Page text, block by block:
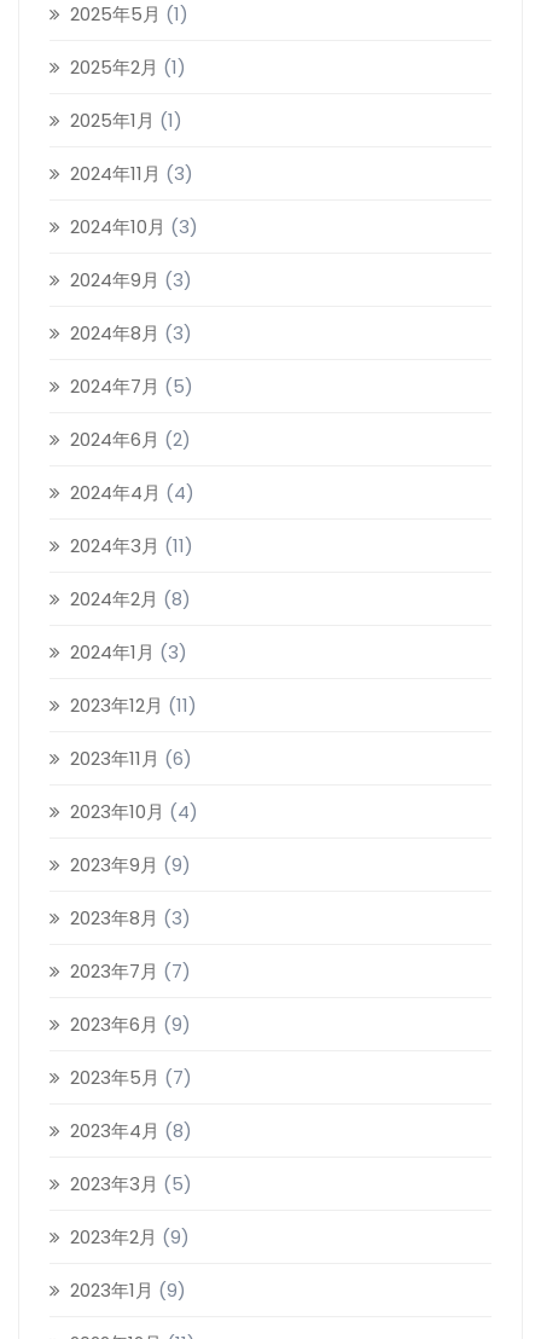
2025年5月 (1)
2025年2月 (1)
2025年1月 (1)
2024年11月 (3)
2024年10月 (3)
2024年9月 (3)
2024年8月 (3)
2024年7月 (5)
2024年6月 (2)
2024年4月 (4)
2024年3月 (11)
2024年2月 (8)
2024年1月 (3)
2023年12月 (11)
2023年11月 (6)
2023年10月 (4)
2023年9月 (9)
2023年8月 (3)
2023年7月 (7)
2023年6月 (9)
2023年5月 (7)
2023年4月 (8)
2023年3月 (5)
2023年2月 (9)
2023年1月 (9)